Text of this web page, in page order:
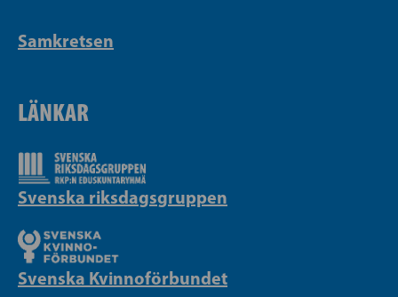
Samkretsen
LÄNKAR
Svenska riksdagsgruppen
Svenska Kvinnoförbundet